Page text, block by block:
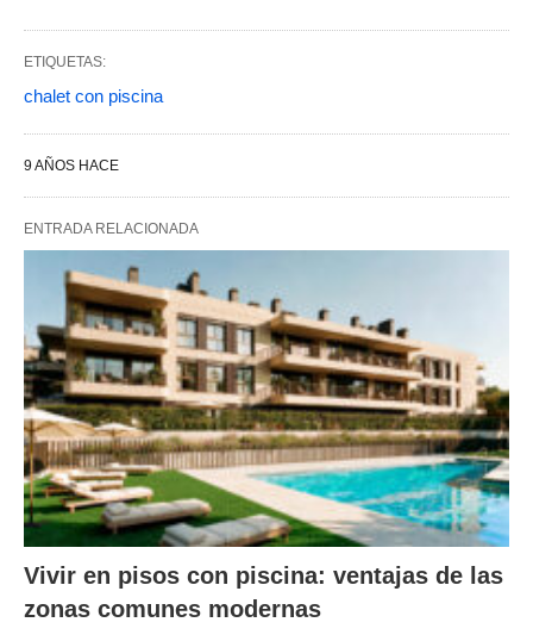
ETIQUETAS:
chalet con piscina
9 AÑOS HACE
ENTRADA RELACIONADA
Vivir en pisos con piscina: ventajas de las
zonas comunes modernas